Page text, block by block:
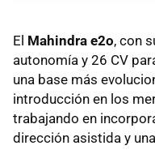
El Mahindra e2o, con
autonomía y 26 CV
una base más
introducción en los
trabajando en
dirección asistida y